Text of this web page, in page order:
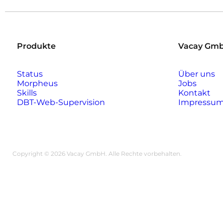
Produkte
Status
Morpheus
Skills
DBT-Web-Supervision
Vacay
Über uns
Jobs
Kontakt
Copyright © 2026 Vacay GmbH. Alle Rechte vorbehalten.